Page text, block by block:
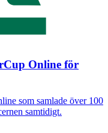
Online för
som samlade över 100
samtidigt.